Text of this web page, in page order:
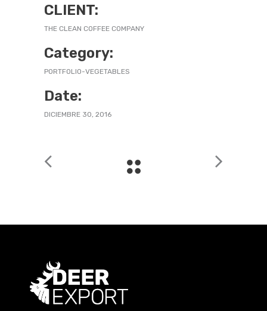
CLIENT:
THE CLEAN COFFEE COMPANY
Category:
PORTFOLIO-VEGETABLES
Date:
DICIEMBRE 30, 2016